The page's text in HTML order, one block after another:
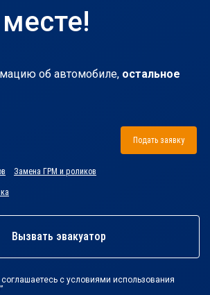
об автомобиле, остальное
Подать заявку
Замена ГРМ и роликов
Вызвать эвакуатор
с условиями использования